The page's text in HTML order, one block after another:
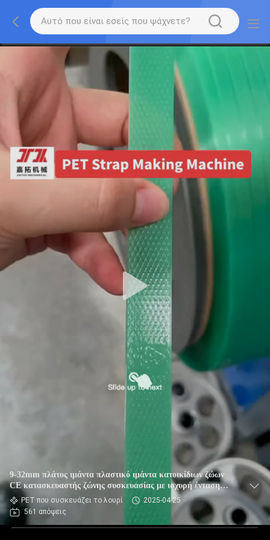
9-32mm πλάτος ιμάντα πλαστικό ιμάντα κατοικίδιων ζώων
CE κατασκευαστής ζώνης συσκευασίας με ισχυρή ένταση
χρήση βαρύ φορτίο συσκευασία
PET που συσκευάζει το λουρί
2025-04-25
561 απόψεις